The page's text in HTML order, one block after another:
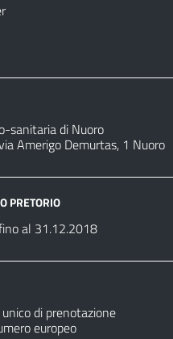
sanitaria di Nuoro
Amerigo Demurtas, 1 Nuoro
PRETORIO
al 31.12.2018
di prenotazione
europeo